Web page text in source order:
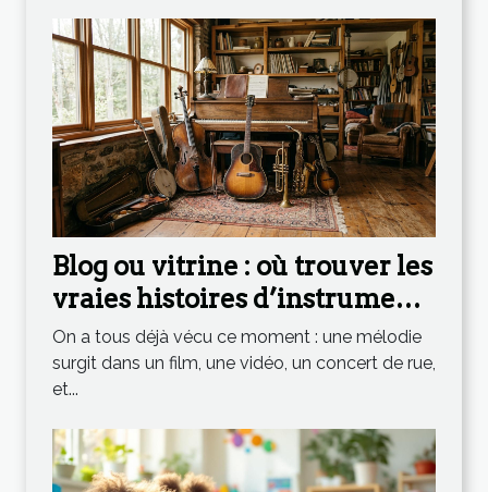
Blog ou vitrine : où trouver les
vraies histoires d’instruments
qui inspirent
On a tous déjà vécu ce moment : une mélodie
surgit dans un film, une vidéo, un concert de rue,
et...